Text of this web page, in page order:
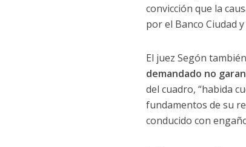
convicción que la
por el Banco Ciudad
El juez Segón
demandado no
del cuadro, “habida
fundamentos de su
conducido con